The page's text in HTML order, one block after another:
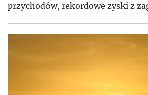
przychodów, rekordowe zyski z